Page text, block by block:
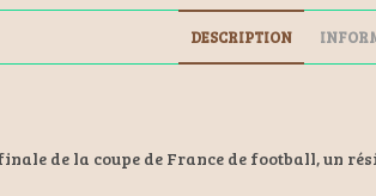
DESCRIPTION
de la coupe de France de football, un